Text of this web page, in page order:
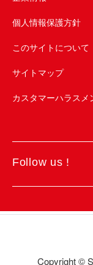
個人情報保護方針
このサイトについて
サイトマップ
カスタマーハラスメ
Follow us !
Copyright ©